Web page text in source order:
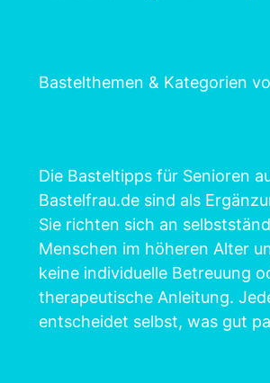
Bastelthemen & Kategorien
Die Basteltipps für Senioren
Bastelfrau.de sind als
Sie richten sich an
Menschen im höheren Alter
keine individuelle Betreuung
therapeutische Anleitung.
entscheidet selbst, was gut